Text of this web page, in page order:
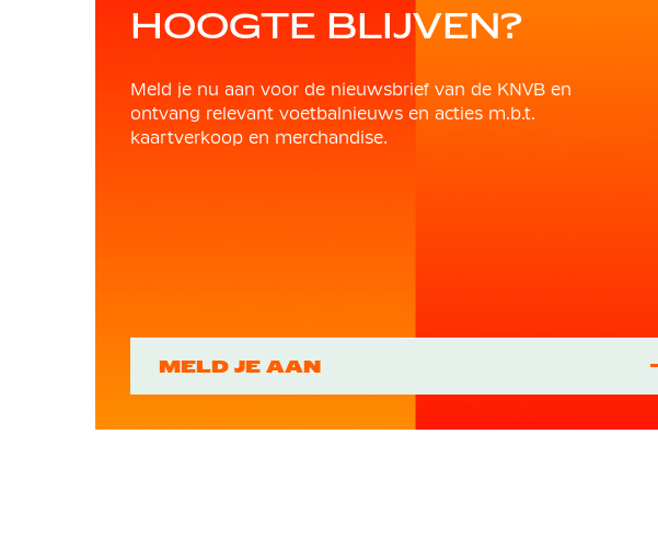
HOOGTE BLIJVEN?
Meld je nu aan voor de nieuwsbrief van de KNVB en
ontvang relevant voetbalnieuws en acties m.b.t.
kaartverkoop en merchandise.
MELD JE AAN